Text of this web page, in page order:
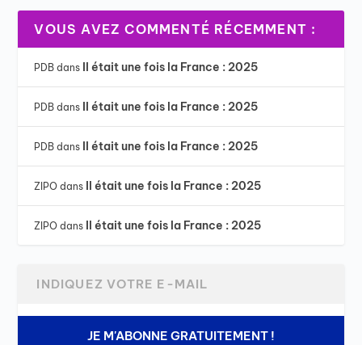
VOUS AVEZ COMMENTÉ RÉCEMMENT :
PDB dans Il était une fois la France : 2025
PDB dans Il était une fois la France : 2025
PDB dans Il était une fois la France : 2025
ZIPO dans Il était une fois la France : 2025
ZIPO dans Il était une fois la France : 2025
JE M'ABONNE GRATUITEMENT !